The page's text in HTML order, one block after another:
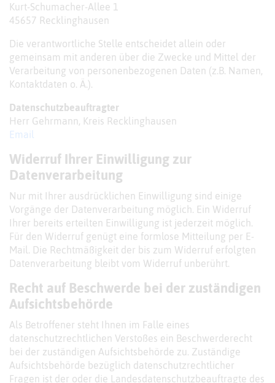
Kurt-Schumacher-Allee 1
45657 Recklinghausen
Die verantwortliche Stelle entscheidet allein oder
gemeinsam mit anderen über die Zwecke und Mittel der
Verarbeitung von personenbezogenen Daten (z.B. Namen,
Kontaktdaten o. Ä.).
Datenschutzbeauftragter
Herr Gehrmann, Kreis Recklinghausen
Email
Widerruf Ihrer Einwilligung zur
Datenverarbeitung
Nur mit Ihrer ausdrücklichen Einwilligung sind einige
Vorgänge der Datenverarbeitung möglich. Ein Widerruf
Ihrer bereits erteilten Einwilligung ist jederzeit möglich.
Für den Widerruf genügt eine formlose Mitteilung per E-
Mail. Die Rechtmäßigkeit der bis zum Widerruf erfolgten
Datenverarbeitung bleibt vom Widerruf unberührt.
Recht auf Beschwerde bei der zuständigen
Aufsichtsbehörde
Als Betroffener steht Ihnen im Falle eines
datenschutzrechtlichen Verstoßes ein Beschwerderecht
bei der zuständigen Aufsichtsbehörde zu. Zuständige
Aufsichtsbehörde bezüglich datenschutzrechtlicher
Fragen ist der oder die Landesdatenschutzbeauftragte des